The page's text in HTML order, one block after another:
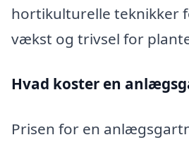
hortikulturelle teknikker
vækst og trivsel for
Hvad koster en
Prisen for en